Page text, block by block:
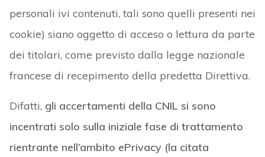
personali ivi contenuti, tali sono quelli presenti nei
cookie) siano oggetto di acceso o lettura da parte
dei titolari, come previsto dalla legge nazionale
francese di recepimento della predetta Direttiva.
Difatti, gli accertamenti della CNIL si sono
incentrati solo sulla iniziale fase di trattamento
rientrante nell’ambito ePrivacy (la citata